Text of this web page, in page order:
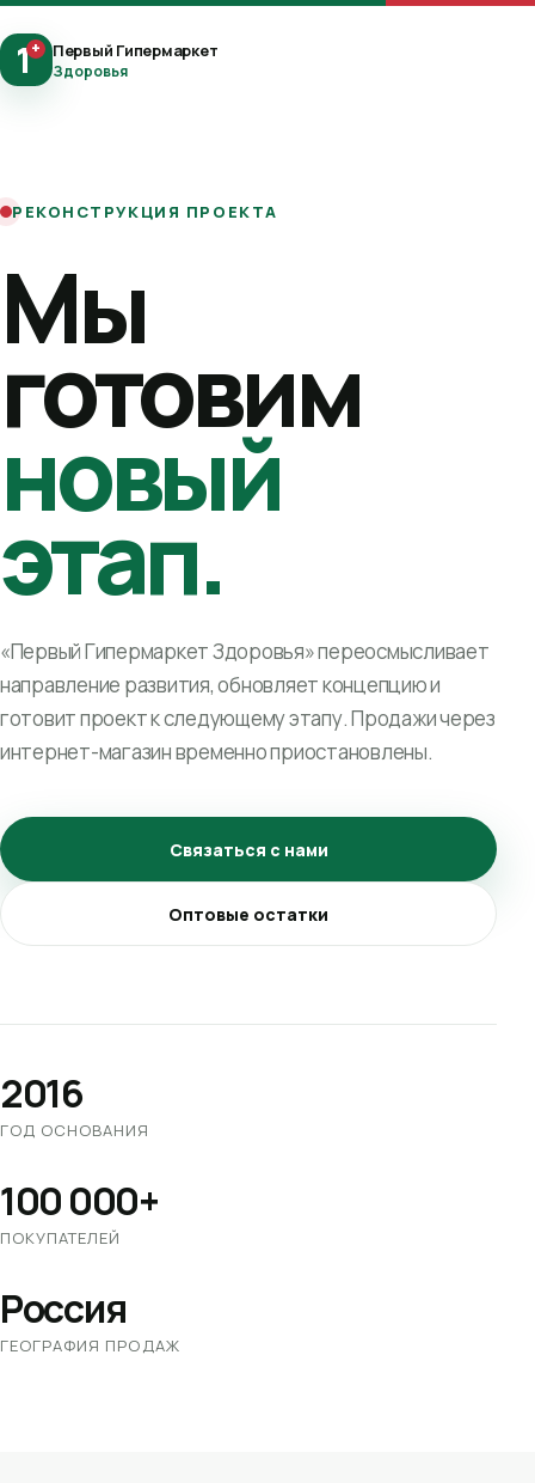
1+ Первый Гипермаркет
Здоровья
РЕКОНСТРУКЦИЯ ПРОЕКТА
Мы
готовим
новый
этап.
«Первый Гипермаркет Здоровья» переосмысливает
направление развития, обновляет концепцию и
готовит проект к следующему этапу. Продажи через
интернет-магазин временно приостановлены.
Связаться с нами
Оптовые остатки
2016
ГОД ОСНОВАНИЯ
100 000+
ПОКУПАТЕЛЕЙ
Россия
ГЕОГРАФИЯ ПРОДАЖ